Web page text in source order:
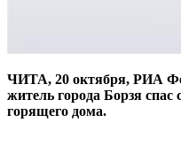
ЧИТА, 20 октября, РИА
житель города Борзя спас
горящего дома.